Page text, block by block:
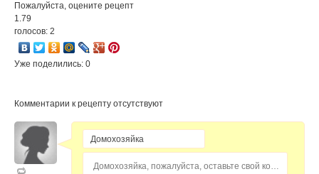
Пожалуйста, оцените рецепт
1.79
голосов: 2
Уже поделились: 0
Комментарии к рецепту отсутствуют
Домохозяйка, пожалуйста, оставьте свой комментарий...